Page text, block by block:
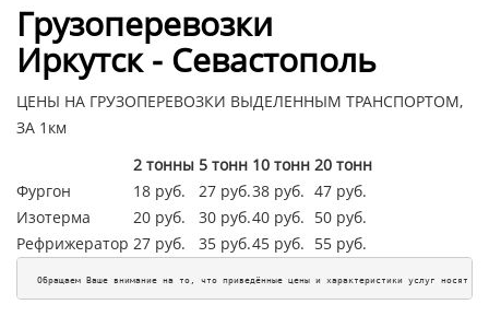
Грузоперевозки
Иркутск - Севастополь
ЦЕНЫ НА ГРУЗОПЕРЕВОЗКИ ВЫДЕЛЕННЫМ ТРАНСПОРТОМ,
ЗА 1км
2 тонны 5 тонн 10 тонн 20 тонн
Фургон
18 руб. 27 руб.38 руб. 47 руб.
Изотерма
20 руб. 30 руб.40 руб. 50 руб.
Рефрижератор 27 руб. 35 руб.45 руб. 55 руб.
Обращаем Ваше внимание на то, что приведённые цены и характеристики услуг носят